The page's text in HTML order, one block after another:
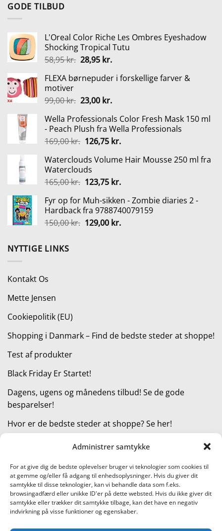
Administrer samtykke
For at give dig de bedste oplevelser bruger vi teknologier som cookies til
at gemme og/eller få adgang til enhedsoplysninger. Hvis du giver dit
samtykke til disse teknologier, kan vi behandle data som f.eks.
browsingadfærd eller unikke ID'er på dette websted. Hvis du ikke giver dit
samtykke eller trækker dit samtykke tilbage, kan det have en negativ
indvirkning på visse funktioner og egenskaber.
GODE TILBUD
L'Oreal Color Riche Les Ombres Eyeshadow
Shocking Tropical Tutu
58,95kr. Den
pris
58,95 kr..
28,95 kr.Den
pris
28,95 kr..
FLEXA børnepuder i forskellige farver &
motiver
99,00kr. Den
pris
var:
99,00 kr..
23,00 kr.Den
pris
er:
23,00 kr..
Wella Professionals Color Fresh Mask 150 ml
- Peach Plush fra Wella Professionals
169,00kr. Den
pris
var:
169,00 kr..
126,75 kr.Den
pris
126,75 kr..
Waterclouds Volume Hair Mousse 250 ml fra
Waterclouds
165,00kr. Den
pris
var:
165,00 kr..
123,75 kr.Den
pris
er:
123,75 kr..
Fyr op for Muh-sikken - Zombie diaries 2 -
Hardback fra 9788740079159
150,00kr. Den
129,00 kr.Den
NYTTIGE LINKS
Kontakt Os
Mette Jensen
Cookiepolitik (EU)
Shopping i Danmark – Find de bedste steder at shoppe!
Test af produkter
Black Friday Er Startet!
Dagens, ugens og månedens tilbud! Se de gode
besparelser!
Hvor er de bedste steder at shoppe? Se her!
Kategorier
Læs vores guide til online shopping